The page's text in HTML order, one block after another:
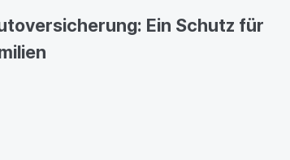
Ein Schutz für